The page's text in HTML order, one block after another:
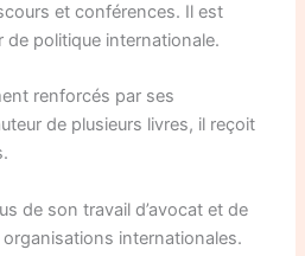
et conférences. Il est
politique internationale.
renforcés par ses
de plusieurs livres, il reçoit
de son travail d’avocat et de
internationales.